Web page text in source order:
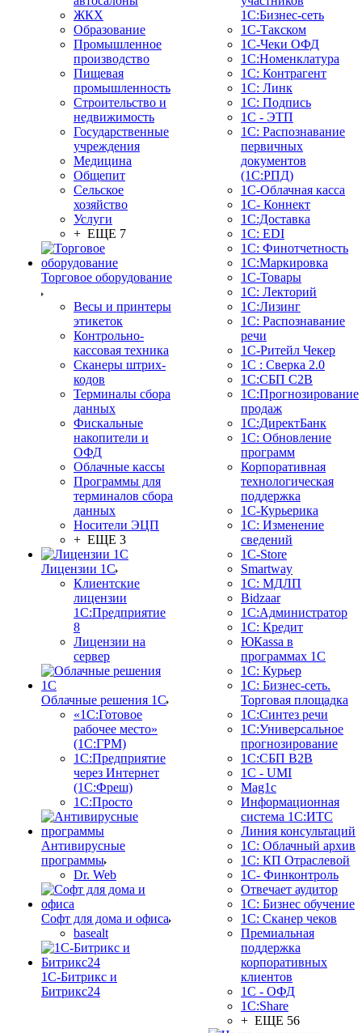
ЖКХ
Образование
Промышленное
производство
Пищевая
промышленность
Строительство и
недвижимость
Государственные
учреждения
Медицина
Общепит
Сельское
хозяйство
Услуги
+ ЕЩЕ 7
Торговое оборудование
Весы и принтеры
этикеток
Контрольно-
кассовая техника
Сканеры штрих-
кодов
Терминалы сбора
данных
Фискальные
накопители и
ОФД
Облачные кассы
Программы для
терминалов сбора
данных
Носители ЭЦП
+ ЕЩЕ 3
Лицензии 1С
Клиентские
лицензии
1С:Предприятие
8
Лицензии на
сервер
Облачные решения 1С
«1C:Готовое
рабочее место»
(1С:ГРМ)
1С:Предприятие
через Интернет
(1С:Фреш)
1С:Просто
Антивирусные
программы
Dr. Web
Софт для дома и офиса
basealt
1С-Битрикс и
Битрикс24
1С:Бизнес-сеть
1С-Такском
1С-Чеки ОФД
1С:Номенклатура
1С: Контрагент
1С: Линк
1С: Подпись
1С - ЭТП
1С: Распознавание
первичных
документов
(1С:РПД)
1С-Облачная касса
1С- Коннект
1С:Доставка
1С: EDI
1С: Финотчетность
1С:Маркировка
1С-Товары
1С: Лекторий
1С:Лизинг
1С: Распознавание
речи
1C-Ритейл Чекер
1С : Сверка 2.0
1С:СБП C2B
1С:Прогнозирование
продаж
1С:ДиректБанк
1С: Обновление
программ
Корпоративная
технологическая
поддержка
1С-Курьерика
1С: Изменение
сведений
1C-Store
Smartway
1С: МДЛП
Bidzaar
1С:Администратор
1С: Кредит
ЮКаssа в
программах 1С
1С: Курьер
1С: Бизнес-сеть.
Торговая площадка
1С:Синтез речи
1С:Универсальное
прогнозирование
1С:СБП B2B
1C - UMI
Mag1c
Информационная
система 1С:ИТС
Линия консультаций
1С: Облачный архив
1С: КП Отраслевой
1С- Финконтроль
Отвечает аудитор
1С: Бизнес обучение
1С: Сканер чеков
Премиальная
поддержка
корпоративных
клиентов
1С - ОФД
1С:Share
+ ЕЩЕ 56